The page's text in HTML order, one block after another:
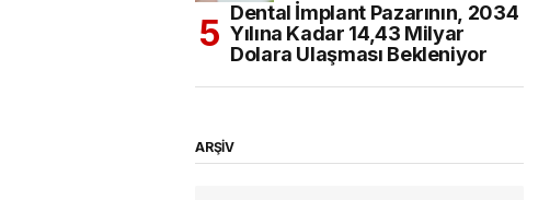
Dental İmplant Pazarının, 2034
Yılına Kadar 14,43 Milyar
Dolara Ulaşması Bekleniyor
ARŞİV